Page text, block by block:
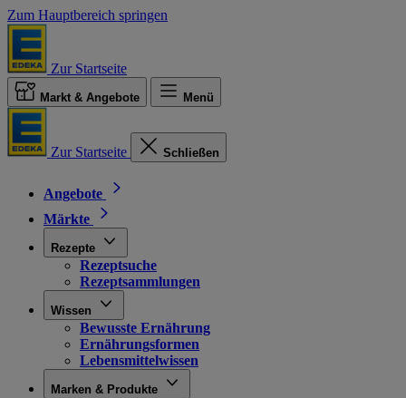
Zum Hauptbereich springen
Zur Startseite
Markt & Angebote Menü
Zur Startseite Schließen
Angebote
Märkte
Rezepte
Rezeptsuche
Rezeptsammlungen
Wissen
Bewusste Ernährung
Ernährungsformen
Lebensmittelwissen
Marken & Produkte